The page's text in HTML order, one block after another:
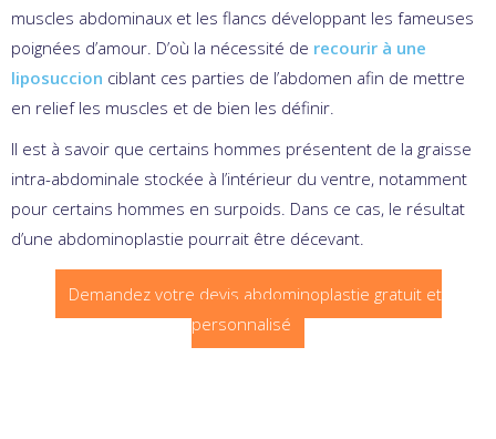
muscles abdominaux et les flancs développant les fameuses
poignées d’amour. D’où la nécessité de recourir à une
liposuccion ciblant ces parties de l’abdomen afin de mettre
en relief les muscles et de bien les définir.
Il est à savoir que certains hommes présentent de la graisse
intra-abdominale stockée à l’intérieur du ventre, notamment
pour certains hommes en surpoids. Dans ce cas, le résultat
d’une abdominoplastie pourrait être décevant.
Demandez votre devis abdominoplastie gratuit et
personnalisé